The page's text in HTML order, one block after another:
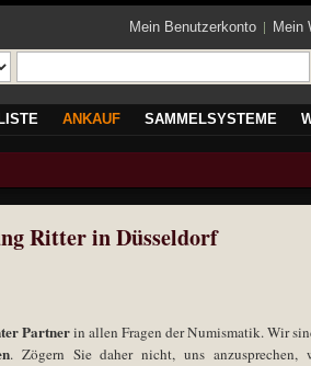
Mein Benutzerkonto Mein
ANKAUF SAMMELSYSTEME
Ritter in Düsseldorf
Partnerin allen Fragen der Numismatik. Wir
. Zögern Sie daher nicht, uns anzusprechen,